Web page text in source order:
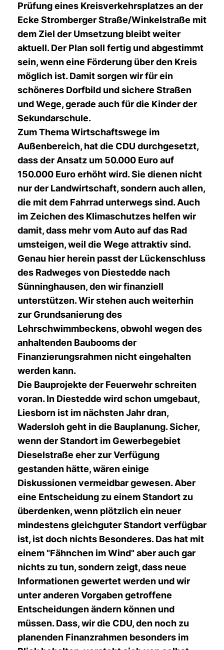
Prüfung eines Kreisverkehrsplatzes an der
Ecke Stromberger Straße/Winkelstraße mit
dem Ziel der Umsetzung bleibt weiter
aktuell. Der Plan soll fertig und abgestimmt
sein, wenn eine Förderung über den Kreis
möglich ist. Damit sorgen wir für ein
schöneres Dorfbild und sichere Straßen
und Wege, gerade auch für die Kinder der
Sekundarschule.
Zum ThemaWirtschaftswege im
Außenbereich, hat die CDU durchgesetzt,
dass der Ansatz um 50.000 Euro auf
150.000 Euro erhöht wird. Sie dienen nicht
nur der Landwirtschaft, sondern auch allen,
die mit dem Fahrrad unterwegs sind. Auch
im Zeichen des Klimaschutzes helfen wir
damit, dass mehr vom Auto auf das Rad
umsteigen, weil die Wege attraktiv sind.
Genau hier herein passt der Lückenschluss
des Radweges von Diestedde nach
Sünninghausen, den wir finanziell
unterstützen. Wir stehen auch weiterhin
zur Grundsanierung des
Lehrschwimmbeckens, obwohl wegen des
anhaltenden Baubooms der
Finanzierungsrahmen nicht eingehalten
werden kann.
Die Bauprojekte der Feuerwehrschreiten
voran. In Diestedde wird schon umgebaut,
Liesborn ist im nächsten Jahr dran,
Wadersloh geht in die Bauplanung. Sicher,
wenn der Standort im Gewerbegebiet
Dieselstraße eher zur Verfügung
gestanden hätte, wären einige
Diskussionen vermeidbar gewesen. Aber
eine Entscheidung zu einem Standort zu
überdenken, wenn plötzlich ein neuer
mindestens gleichguter Standort verfügbar
ist, ist doch nichts Besonderes. Das hat mit
einem "Fähnchen im Wind" aber auch gar
nichts zu tun, sondern zeigt, dass neue
Informationen gewertet werden und wir
unter anderen Vorgaben getroffene
Entscheidungen ändern können und
müssen. Dass, wir die CDU, den noch zu
planenden Finanzrahmen besonders im